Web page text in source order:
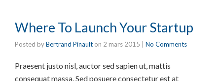
Where To Launch Your Startup
Posted byBertrand Pinault on 2 mars 2015 No Comments
Praesent justo nisl, auctor sed sapien ut, mattis
consequat massa. Sed posuere consectetur est at